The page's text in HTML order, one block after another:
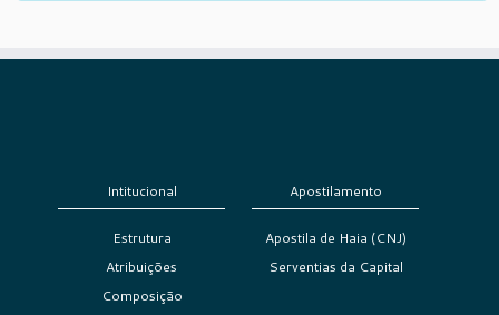
Intitucional
Estrutura
Atribuições
Composição
Apostilamento
Apostila de Haia (CNJ)
Serventias da Capital